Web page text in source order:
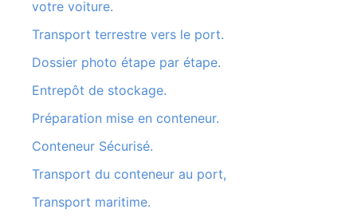
votre voiture.
Transport terrestre vers le port.
Dossier photo étape par étape.
Entrepôt de stockage.
Préparation mise en conteneur.
Conteneur Sécurisé.
Transport du conteneur au port,
Transport maritime.